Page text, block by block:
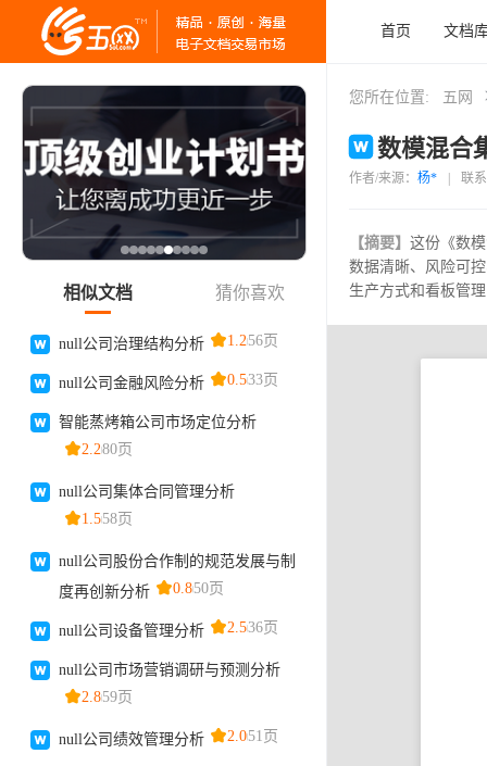
首页 文档
您所在位置: 五网
数模混合
作者/来源： 杨* 联
【摘要】 这份《数
数据清晰、风险可
生产方式和看板管